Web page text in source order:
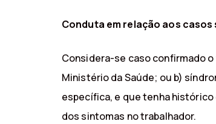
Conduta em relação aos
Considera-se caso confirmado
Ministério da Saúde; ou b)
específica, e que tenha
dos sintomas no trabalhador.